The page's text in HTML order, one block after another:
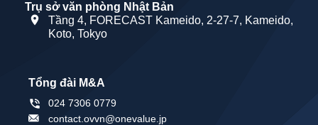
Trụ sở văn phòng Nhật Bản
Tầng 4, FORECAST Kameido, 2-27-7, Kameido,
Koto, Tokyo
Tổng đài M&A
024 7306 0779
contact.ovvn@onevalue.jp